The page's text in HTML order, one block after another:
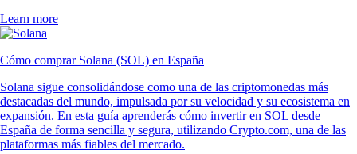
Learn more
Cómo comprar Solana (SOL) en España
Solana sigue consolidándose como una de las criptomonedas más
destacadas del mundo, impulsada por su velocidad y su ecosistema en
expansión. En esta guía aprenderás cómo invertir en SOL desde
España de forma sencilla y segura, utilizando Crypto.com, una de las
plataformas más fiables del mercado.